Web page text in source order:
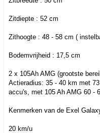
Zitdiepte : 52 cm
Zithoogte : 48 - 58 cm (
Bodemvrijheid : 17,5 cm
2 x 105Ah AMG (grootste
Actieradius: 35 - 40 km met
accu's, met 105 Ah AMG 60 -
Kenmerken van de Exel
20 km/u